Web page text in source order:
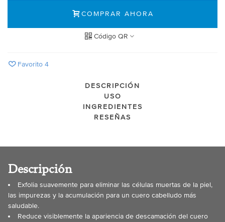
COMPRAR AHORA
Código QR
Favorito 4
DESCRIPCIÓN
USO
INGREDIENTES
RESEÑAS
Descripción
Exfolia suavemente para eliminar las células muertas de la piel,
las impurezas y la acumulación para un cuero cabelludo más
saludable.
Reduce visiblemente la apariencia de descamación del cuero